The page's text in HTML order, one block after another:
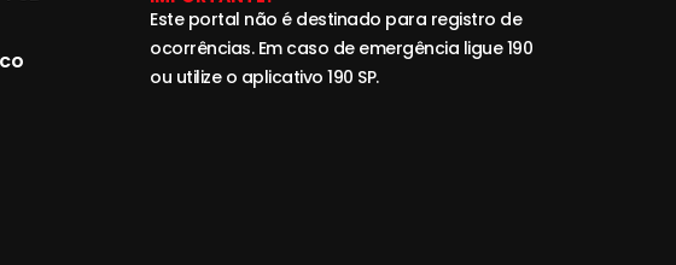
Este portal não é destinado para registro de
ocorrências. Em caso de emergência ligue 190
ou utilize o aplicativo 190 SP.